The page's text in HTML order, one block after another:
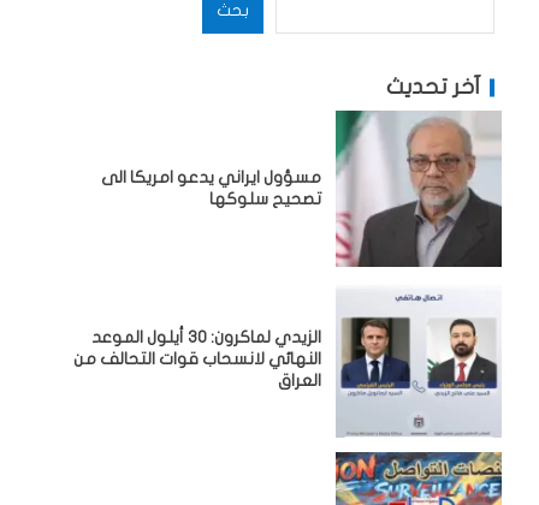
بحث
آخر تحديث
مسؤول ايراني يدعو امريكا الى
تصحيح سلوكها
الزيدي لماكرون: 30 أيلول الموعد
النهائي لانسحاب قوات التحالف من
العراق